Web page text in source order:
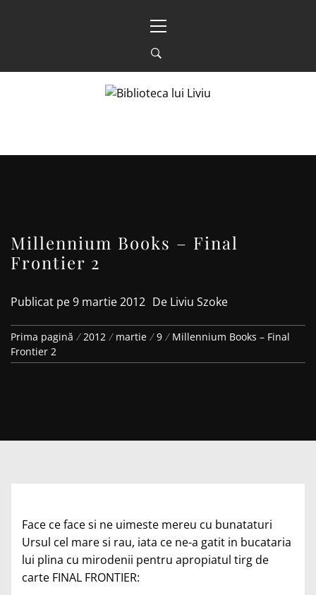
principal
LIVIU
Millennium Books – Final
Frontier 2
Publicat pe9 martie 2012 De Liviu Szoke
Prima pagină 2012 martie 9
Millennium Books – Final
Frontier 2
Face ce face si ne uimeste mereu cu bunataturi
Ursul cel mare si rau, iata ce ne-a gatit in bucataria
lui plina cu mirodenii pentru apropiatul tirg de
carte FINAL FRONTIER: